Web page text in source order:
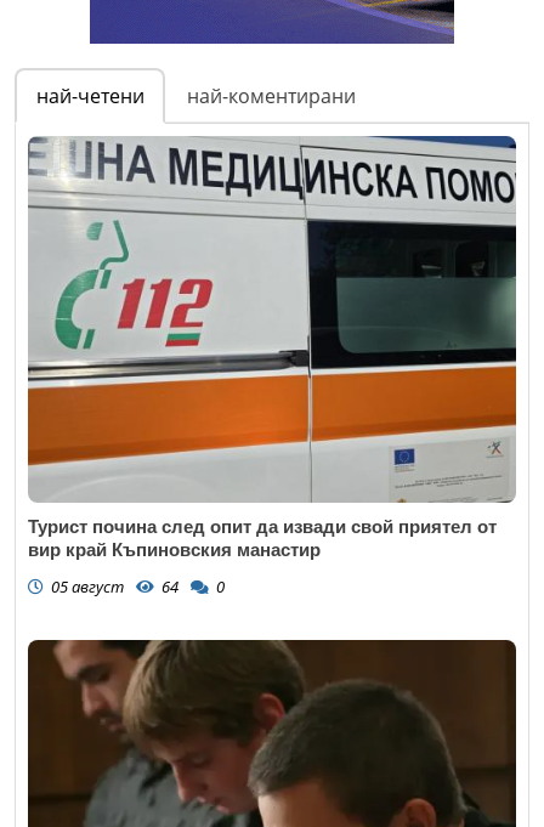
най-четени най-коментирани
Турист почина след опит да извади свой приятел от
вир край Къпиновския манастир
05 август 64 0